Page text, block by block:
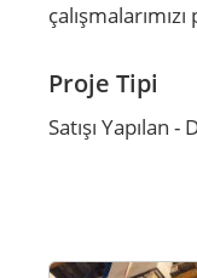
Proje Tipi
Satışı Yapılan